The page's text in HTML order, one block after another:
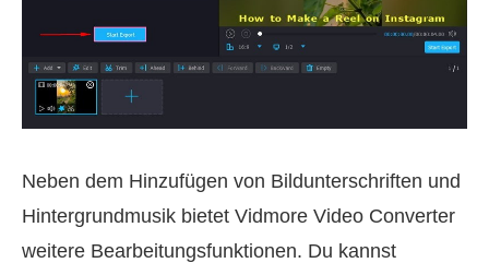
Neben dem Hinzufügen von Bildunterschriften und
Hintergrundmusik bietet Vidmore Video Converter
weitere Bearbeitungsfunktionen. Du kannst